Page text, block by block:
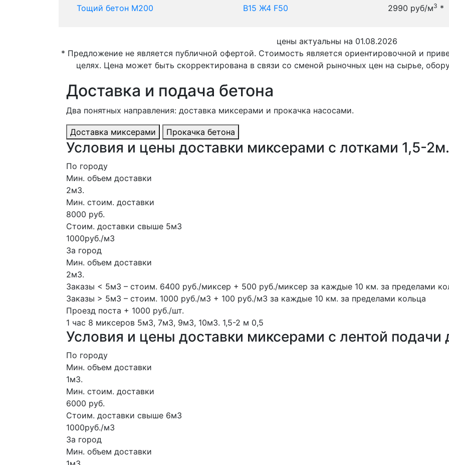
Тощий бетон М200 B15 Ж4 F50 2990 руб/м3 *
цены актуальны на 01.08.2026
* Предложение не является публичной офертой. Стоимость является ориентировочной и
целях. Цена может быть скорректирована в связи со сменой рыночных цен на сырье,
Доставка и подача бетона
Два понятных направления: доставка миксерами и прокачка насосами.
Доставка миксерами Прокачка бетона
Условия и цены доставки миксерами с лотками 1,5-2м.
По городу
Мин. объем доставки
2м3.
Мин. стоим. доставки
8000 руб.
Стоим. доставки свыше 5м3
1000руб./м3
За город
Мин. объем доставки
2м3.
Заказы < 5м3 – стоим. 6400 руб./миксер + 500 руб./миксер за каждые 10 км. за пределами
Заказы > 5м3 – стоим. 1000 руб./м3 + 100 руб./м3 за каждые 10 км. за пределами кольца
Проезд поста + 1000 руб./шт.
1 час 8 миксеров 5м3, 7м3, 9м3, 10м3. 1,5-2 м 0,5
Условия и цены доставки миксерами с лентой подачи
По городу
Мин. объем доставки
1м3.
Мин. стоим. доставки
6000 руб.
Стоим. доставки свыше 6м3
1000руб./м3
За город
Мин. объем доставки